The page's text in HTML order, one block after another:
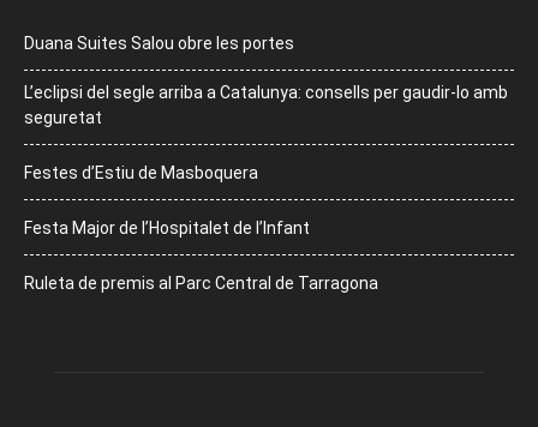
Duana Suites Salou obre les portes
L’eclipsi del segle arriba a Catalunya: consells per gaudir-lo amb
seguretat
Festes d’Estiu de Masboquera
Festa Major de l’Hospitalet de l’Infant
Ruleta de premis al Parc Central de Tarragona